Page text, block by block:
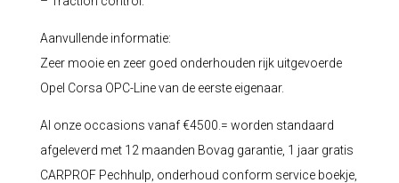
Aanvullende informatie:
Zeer mooie en zeer goed onderhouden rijk uitgevoerde
Opel Corsa OPC-Line van de eerste eigenaar.
Al onze occasions vanaf €4500.= worden standaard
afgeleverd met 12 maanden Bovag garantie, 1 jaar gratis
CARPROF Pechhulp, onderhoud conform service boekje,